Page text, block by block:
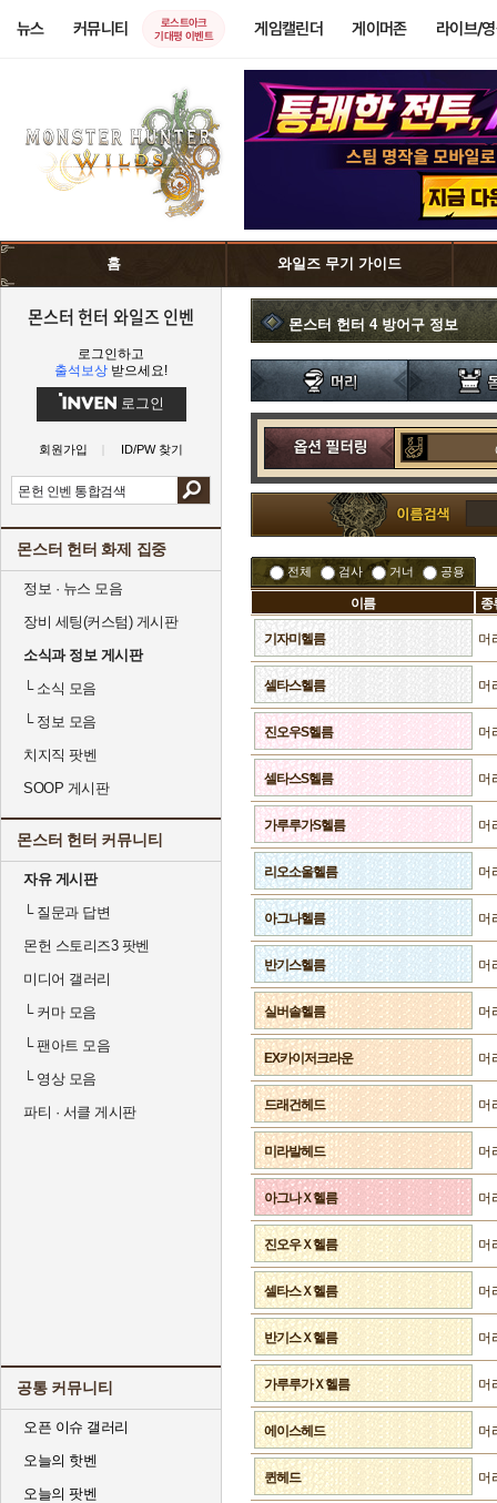
뉴스 커뮤니티
로스트아크
기대평 이벤트
게임캘린더 게이머존 라이브/
홈 와일즈 무기 가이드
몬스터 헌터 와일즈 인벤
로그인하고
출석보상 받으세요!
로그인
회원가입 ID/PW 찾기
몬스터 헌터 화제 집중
정보 · 뉴스 모음
장비 세팅(커스텀) 게시판
소식과 정보 게시판
└소식 모음
└정보 모음
치지직 팟벤
SOOP 게시판
몬스터 헌터 커뮤니티
자유 게시판
└질문과 답변
몬헌 스토리즈3 팟벤
미디어 갤러리
└커마 모음
└팬아트 모음
└영상 모음
파티 · 서클 게시판
공통 커뮤니티
오픈 이슈 갤러리
오늘의 핫벤
오늘의 팟벤
몬스터 헌터 4 방어구 정보
전체 검사 거너 공용
이름 종
기자미헬름 머
셀타스헬름 머
진오우S헬름 머
셀타스S헬름 머
가루루가S헬름 머
리오소울헬름 머
아그나헬름 머
반기스헬름 머
실버솔헬름 머
EX카이저크라운 머
드래건헤드 머
미라발헤드 머
아그나Ｘ헬름 머
진오우Ｘ헬름 머
셀타스Ｘ헬름 머
반기스Ｘ헬름 머
가루루가Ｘ헬름 머
에이스헤드 머
퀸헤드 머